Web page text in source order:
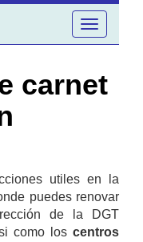
Toggle
navigation
carnet
utiles en la
puedes renovar
de la DGT
como los centros